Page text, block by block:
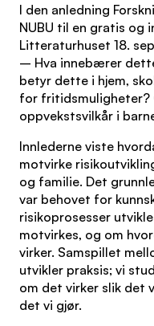
I den anledning
NUBU til en gratis og
Litteraturhuset 18.
– Hva innebærer
betyr dette i hjem,
for fritidsmuligheter?
oppvekstsvilkår i
Innlederne viste
motvirke
og familie. Det
var behovet for
risikoprosesser
motvirkes, og om
virker. Samspillet
utvikler praksis; vi
om det virker slik det
det vi gjør.